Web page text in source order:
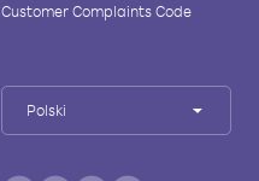
Customer Complaints Code
Polski